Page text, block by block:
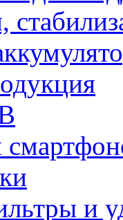
и